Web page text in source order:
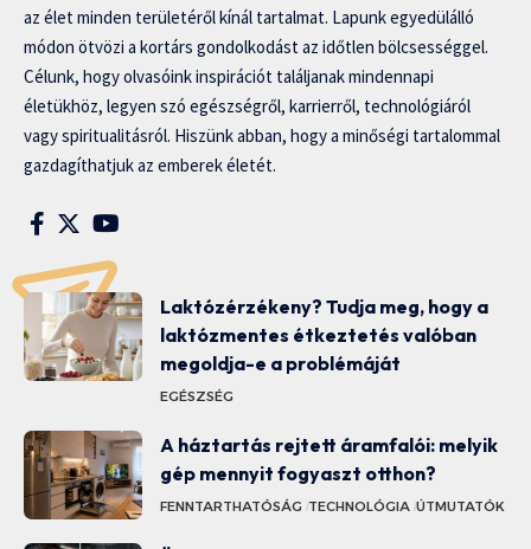
az élet minden területéről kínál tartalmat. Lapunk egyedülálló
módon ötvözi a kortárs gondolkodást az időtlen bölcsességgel.
Célunk, hogy olvasóink inspirációt találjanak mindennapi
életükhöz, legyen szó egészségről, karrierről, technológiáról
vagy spiritualitásról. Hiszünk abban, hogy a minőségi tartalommal
gazdagíthatjuk az emberek életét.
Laktózérzékeny? Tudja meg, hogy a
laktózmentes étkeztetés valóban
megoldja-e a problémáját
EGÉSZSÉG
A háztartás rejtett áramfalói: melyik
gép mennyit fogyaszt otthon?
FENNTARTHATÓSÁG TECHNOLÓGIA ÚTMUTATÓK